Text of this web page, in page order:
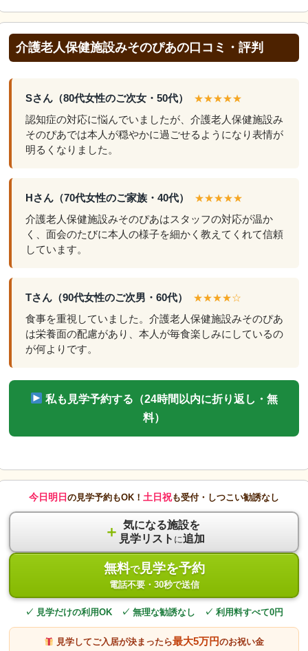
介護老人保健施設みそのぴあの口コミ・評判
Sさん（80代女性のご次女・50代） ★★★★★
認知症の対応に悩んでいましたが、介護老人保健施設み
そのぴあでは本人が穏やかに過ごせるようになり表情が
明るくなりました。
Hさん（70代女性のご家族・40代） ★★★★★
介護老人保健施設みそのぴあはスタッフの対応が温か
く、面会のたびに本人の様子を細かく教えてくれて信頼
しています。
Tさん（90代女性のご次男・60代） ★★★★☆
食事を重視していました。介護老人保健施設みそのぴあ
は栄養面の配慮があり、本人が毎食楽しみにしているの
が何よりです。
私も見学予約する（24時間以内に折り返し・無
料）
今日明日 の見学予約もOK！ 土日祝も受付・しつこい勧誘なし
＋ 気になる施設を
見学リスト に追加
無料で見学を予約
電話不要・30秒で送信
✓ 見学だけの利用OK ✓ 無理な勧誘なし ✓ 利用料すべて0円
見学してご入居が決まったら最大5万円のお祝い金